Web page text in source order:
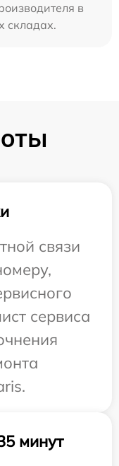
в
складах.
связи
сервиса
минут